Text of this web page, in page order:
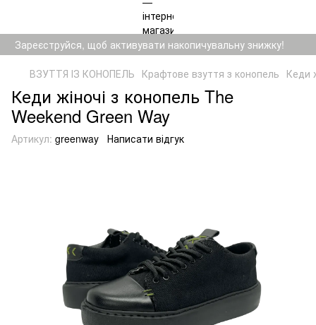
Зареєструйся, щоб активувати накопичувальну знижку!
ВЗУТТЯ ІЗ КОНОПЕЛЬ Крафтове взуття з конопель Кеди
Кеди жіночі з конопель The
Weekend Green Way
Артикул: greenway Написати відгук